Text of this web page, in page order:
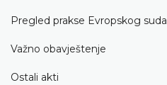
Pregled prakse Evropskog suda
Važno obavještenje
Ostali akti